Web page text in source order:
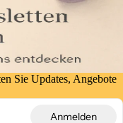
Sie Updates, Angebote
Anmelden